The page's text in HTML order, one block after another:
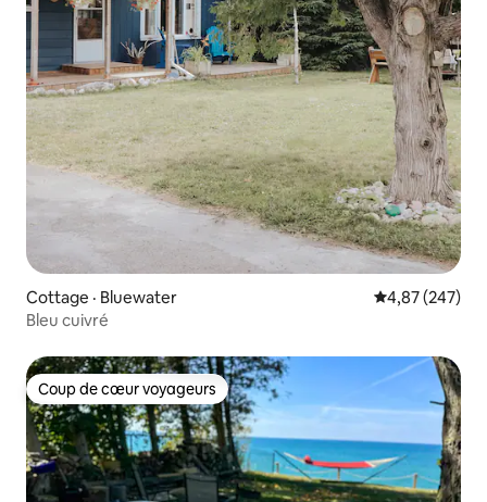
Cottage · Bluewater Note
4,87 (247)
Bleu cuivré
Coup de cœur voyageurs
Coup de cœur voyageurs